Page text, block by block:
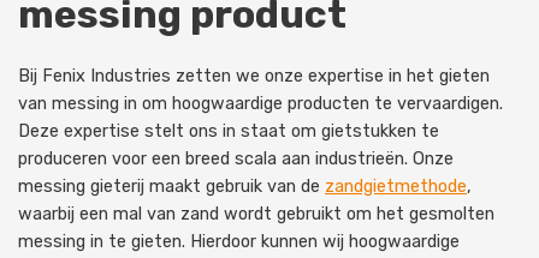
messing product
Bij Fenix Industries zetten we onze expertise in het gieten
van messing in om hoogwaardige producten te vervaardigen.
Deze expertise stelt ons in staat om gietstukken te
produceren voor een breed scala aan industrieën. Onze
messing gieterij maakt gebruik van de zandgietmethode,
waarbij een mal van zand wordt gebruikt om het gesmolten
messing in te gieten. Hierdoor kunnen wij hoogwaardige